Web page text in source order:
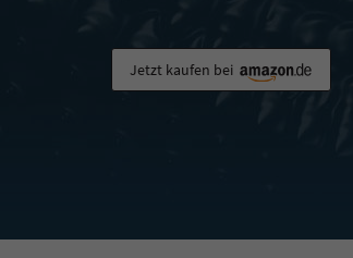
Jetzt kaufen bei